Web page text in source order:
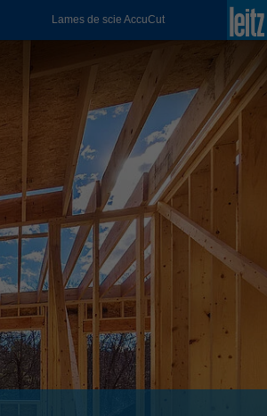
Lames de scie AccuCut
México
Nederland
Österreich
Polska
polski
Portugal
português
România
Română
Schweiz
deutsch français